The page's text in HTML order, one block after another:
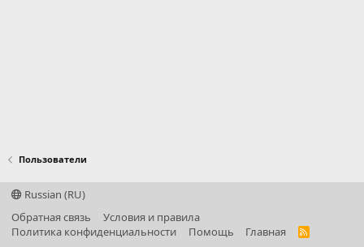
Пользователи
Russian (RU)
Обратная связь
Условия и правила
Политика конфиденциальности
Помощь Главная
R